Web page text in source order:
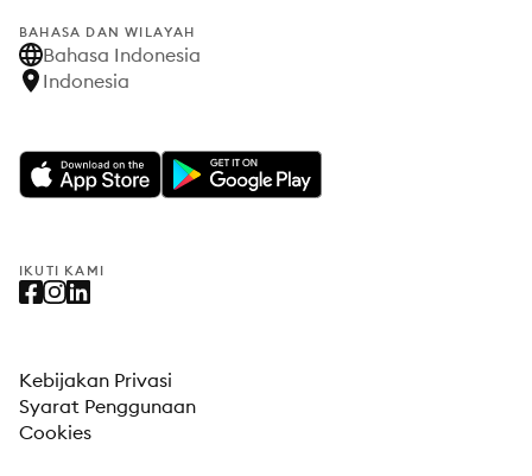
BAHASA DAN WILAYAH
Bahasa Indonesia
Indonesia
IKUTI KAMI
Kebijakan Privasi
Syarat Penggunaan
Cookies